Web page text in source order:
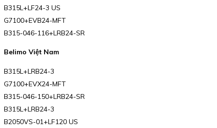
B315L+LF24-3 US
G7100+EVB24-MFT
B315-046-116+LRB24-SR
Belimo Việt Nam
B315L+LRB24-3
G7100+EVX24-MFT
B315-046-150+LRB24-SR
B315L+LRB24-3
B2050VS-01+LF120 US